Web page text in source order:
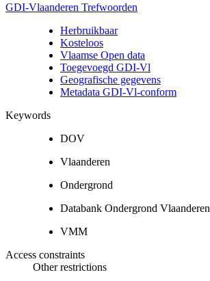
GDI-Vlaanderen Trefwoorden
Herbruikbaar
Kosteloos
Vlaamse Open data
Toegevoegd GDI-Vl
Geografische gegevens
Metadata GDI-Vl-conform
Keywords
DOV
Vlaanderen
Ondergrond
Databank Ondergrond Vlaanderen
VMM
Access constraints
Other restrictions